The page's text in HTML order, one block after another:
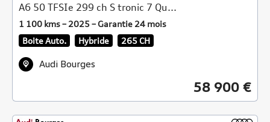
A6 50 TFSIe 299 ch S tronic 7 Qu...
1 100 kms – 2025 – Garantie 24 mois
Boite Auto.
Hybride 265 CH
Audi Bourges
58 900 €